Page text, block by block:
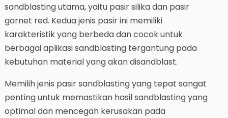
sandblasting utama, yaitu pasir silika dan pasir
garnet red. Kedua jenis pasir ini memiliki
karakteristik yang berbeda dan cocok untuk
berbagai aplikasi sandblasting tergantung pada
kebutuhan material yang akan disandblast.
Memilih jenis pasir sandblasting yang tepat sangat
penting untuk memastikan hasil sandblasting yang
optimal dan mencegah kerusakan pada